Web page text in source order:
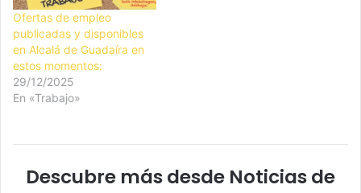
Ofertas de empleo
publicadas y disponibles
en Alcalá de Guadaíra en
estos momentos:
29/12/2025
En «Trabajo»
Descubre más desde Noticias de